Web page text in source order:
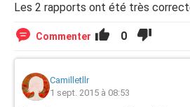
Les 2 rapports ont été très
Commenter 0
Camilletllr
1 sept. 2015 à 08:53